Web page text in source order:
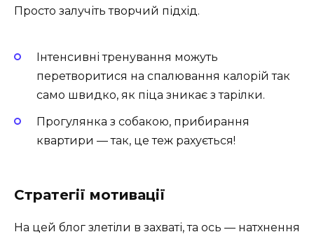
Просто залучіть творчий підхід.
Інтенсивні тренування можуть
перетворитися на спалювання калорій так
само швидко, як піца зникає з тарілки.
Прогулянка з собакою, прибирання
квартири — так, це теж рахується!
Стратегії мотивації
На цей блог злетіли в захваті, та ось — натхнення